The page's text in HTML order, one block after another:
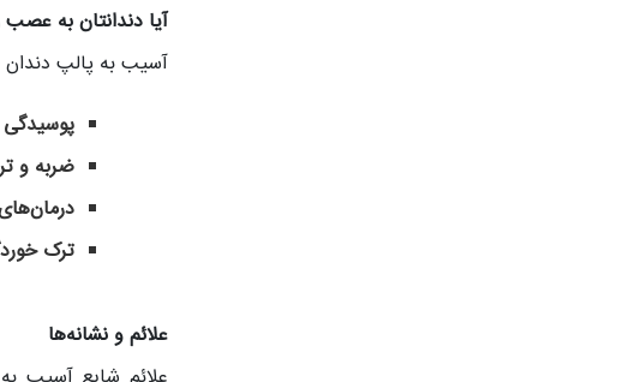
آیا دندانتان به
آسیب به پالپ
ضربه و
ترک‌
علائم و نشانه‌ها